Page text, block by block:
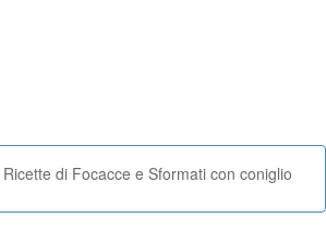
Ricette di Focacce e Sformati con coniglio